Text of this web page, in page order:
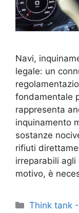
Navi,
legale: un
fondamentale
rappresenta
inquinamento
sostanze
rifiuti
irreparabili
motivo, è
Categorie
Think tank